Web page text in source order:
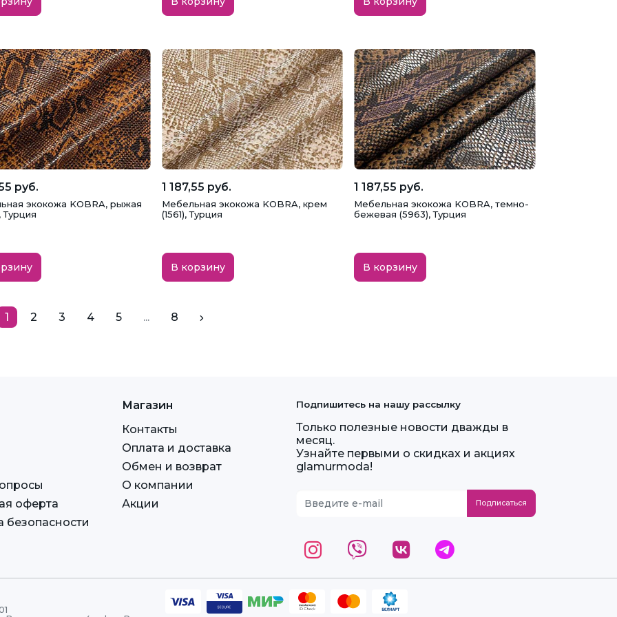
руб.
экокожа KOBRA, рыжая
Турция
1 187,55 руб.
Мебельная экокожа KOBRA, крем
(1561), Турция
В корзину
1 187,55 руб.
Мебельная экокожа KOBRA, темно-
бежевая (5963), Турция
В корзину
1 2 3 4 5 ... 8
оферта
безопасности
Магазин
Контакты
Оплата и доставка
Обмен и возврат
О компании
Акции
Подпишитесь на нашу рассылку
Только полезные новости дважды в
месяц.
Узнайте первыми о скидках и акциях
glamurmoda!